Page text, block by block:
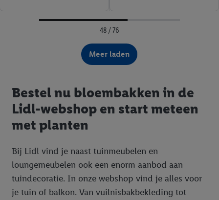
48 / 76
Meer laden
Bestel nu bloembakken in de
Lidl-webshop en start meteen
met planten
Bij Lidl vind je naast tuinmeubelen en
loungemeubelen ook een enorm aanbod aan
tuindecoratie. In onze webshop vind je alles voor
je tuin of balkon. Van vuilnisbakbekleding tot